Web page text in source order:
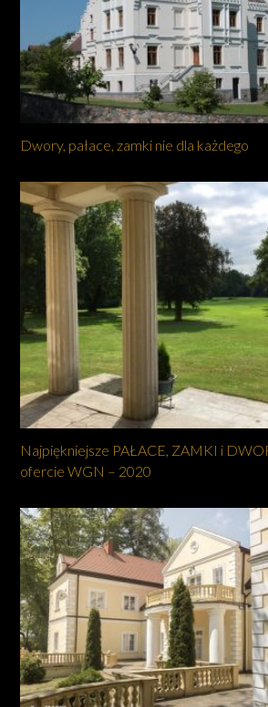
Dwory, pałace, zamki nie dla każdego
Najpiękniejsze PAŁACE, ZAMKI i
ofercie WGN – 2020